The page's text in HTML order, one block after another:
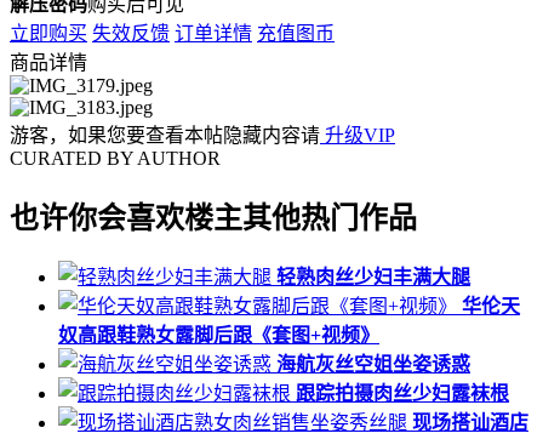
解压密码购买后可见
立即购买 失效反馈 订单详情 充值图币
商品详情
游客，如果您要查看本帖隐藏内容请 升级VIP
CURATED BY AUTHOR
也许你会喜欢楼主其他热门作品
轻熟肉丝少妇丰满大腿
华伦天
奴高跟鞋熟女露脚后跟《套图+视频》
海航灰丝空姐坐姿诱惑
跟踪拍摄肉丝少妇露袜根
现场搭讪酒店